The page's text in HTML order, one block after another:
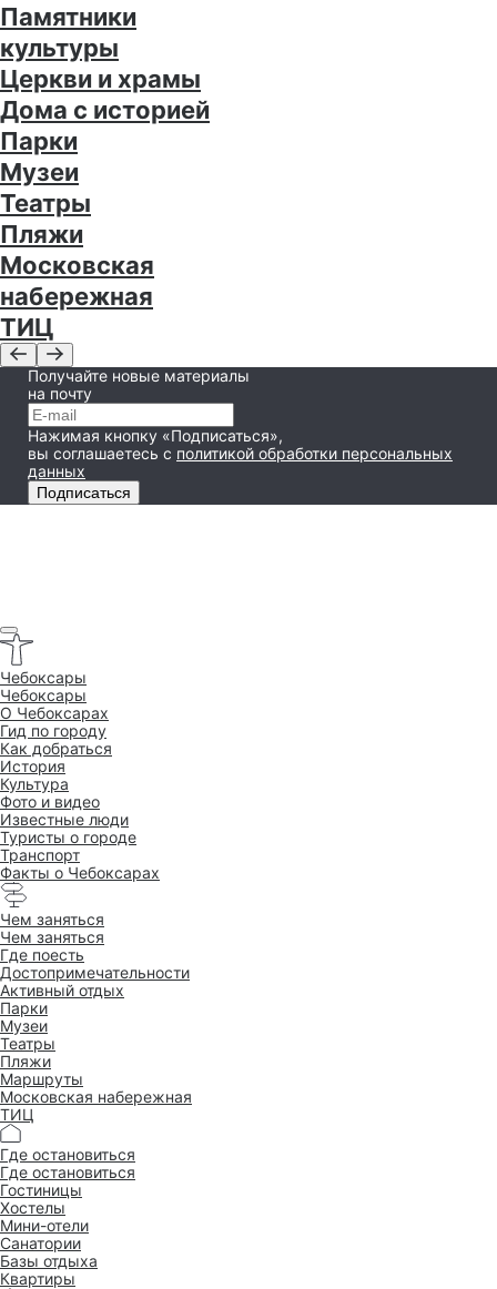
Памятники
культуры
Церкви и храмы
Дома с историей
Парки
Музеи
Театры
Пляжи
Московская
набережная
ТИЦ
Получайте новые материалы
на почту
Нажимая кнопку «Подписаться»,
вы соглашаетесь с политикой обработки персональных
данных
Подписаться
Чебоксары
Чебоксары
O Чебоксарах
Гид по городу
Как добраться
История
Культура
Фото и видео
Известные люди
Туристы о городе
Транспорт
Факты о Чебоксарах
Чем заняться
Чем заняться
Где поесть
Достопримеча­тельности
Активный отдых
Парки
Музеи
Театры
Пляжи
Маршруты
Московская набережная
ТИЦ
Где остановиться
Где остановиться
Гостиницы
Хостелы
Мини-отели
Санатории
Базы отдыха
Квартиры